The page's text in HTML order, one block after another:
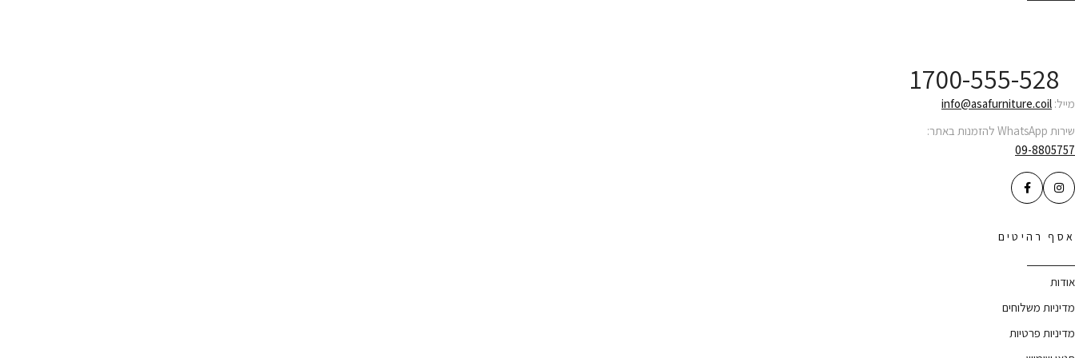
1700-555-528
מייל: info@asafurniture.coil
שירות WhatsApp להזמנות באתר:
09-8805757
אסף רהיטים
אודות
מדיניות משלוחים
מדיניות פרטיות